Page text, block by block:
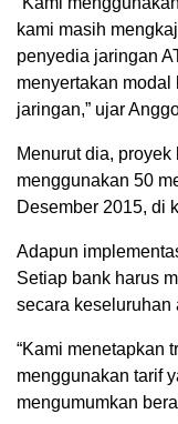
kami masih
penyedia jaringan
menyertakan
jaringan,” ujar
Menurut dia,
menggunakan 50
Desember 2015, di
Adapun
Setiap bank harus
secara keseluruhan
“Kami menetapkan
menggunakan tarif
mengumumkan